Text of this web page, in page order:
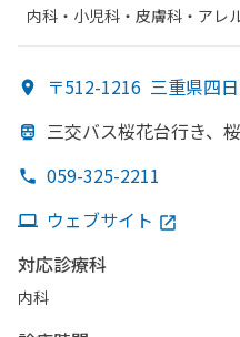
内科・​小児科・​皮膚科・​アレ
〒512-1216 三重県四
三交バス桜花台行き、
059-325-2211
ウェブサイト
対応診療科
内科